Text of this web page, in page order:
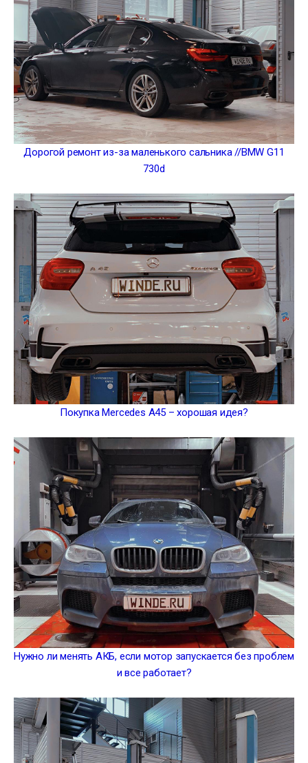
Дорогой ремонт из-за маленького сальника //BMW G11
730d
Покупка Mercedes A45 – хорошая идея?
Нужно ли менять АКБ, если мотор запускается без проблем
и все работает?